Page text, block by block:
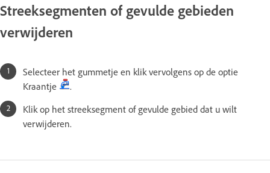
Streeksegmenten of gevulde gebieden
verwijderen
Selecteer het gummetje en klik vervolgens op de optie
Kraantje
.
Klik op het streeksegment of gevulde gebied dat u wilt
verwijderen.